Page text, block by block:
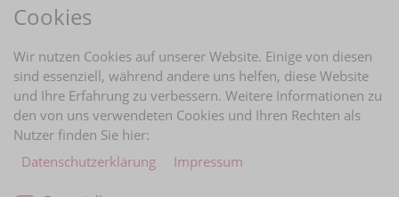
BRAUTINFOS
ZAHLUNGARTEN
Cookies
Wir nutzen Cookies auf unserer Website. Einige von diesen
sind essenziell, während andere uns helfen, diese Website
und Ihre Erfahrung zu verbessern. Weitere Informationen zu
den von uns verwendeten Cookies und Ihren Rechten als
Nutzer finden Sie hier:
Daten­schutz­erklärung
Impressum